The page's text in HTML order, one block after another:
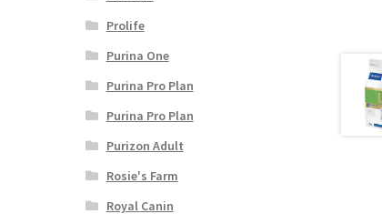
Prolife
Purina One
Purina Pro Plan
Purina Pro Plan
Purizon Adult
Rosie's Farm
Royal Canin